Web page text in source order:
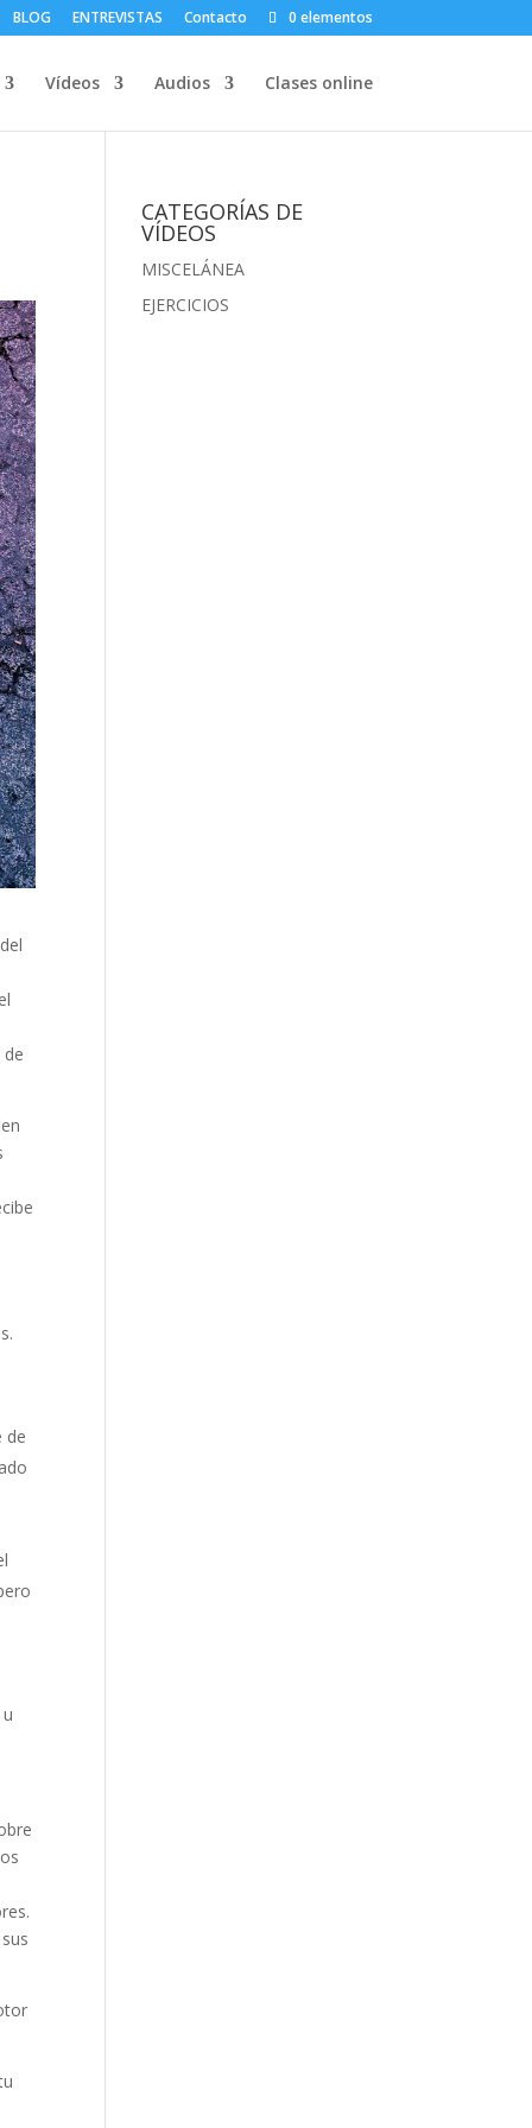
BLOG ENTREVISTAS Contacto 0 elementos
Vídeos Audios Clases online
de
CATEGORÍAS DE
VÍDEOS
MISCELÁNEA
EJERCICIOS